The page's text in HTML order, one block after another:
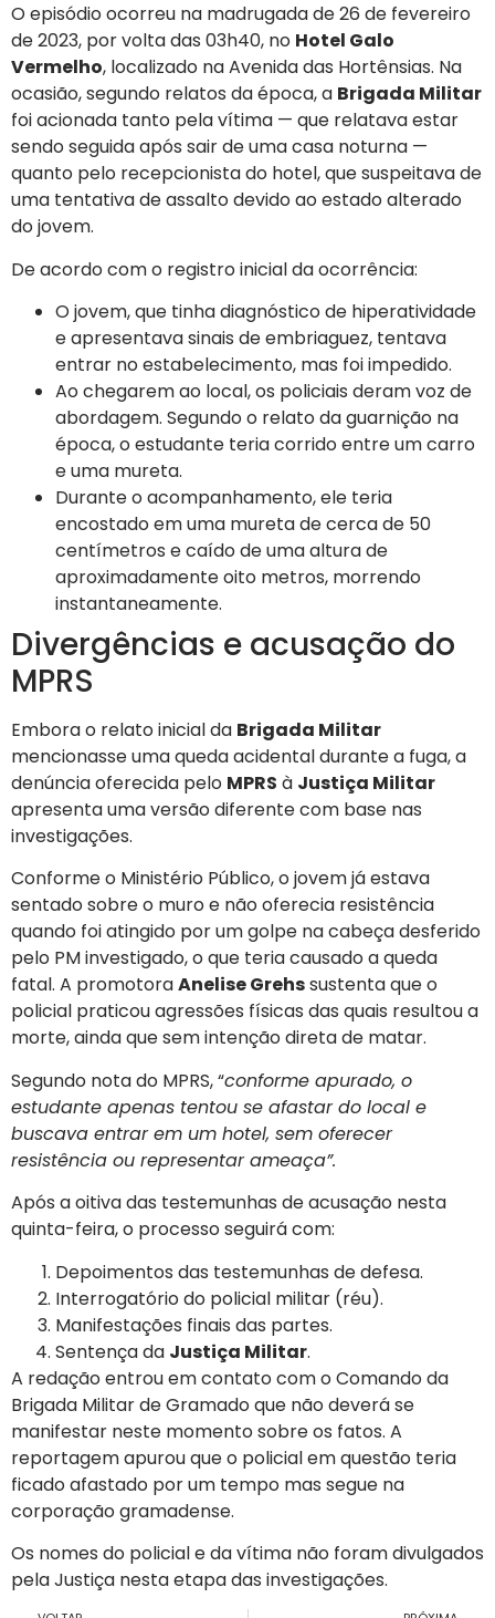
O episódio ocorreu na madrugada de 26 de fevereiro
de 2023, por volta das 03h40, no Hotel Galo
Vermelho, localizado na Avenida das Hortênsias. Na
ocasião, segundo relatos da época, a Brigada Militar
foi acionada tanto pela vítima — que relatava estar
sendo seguida após sair de uma casa noturna —
quanto pelo recepcionista do hotel, que suspeitava de
uma tentativa de assalto devido ao estado alterado
do jovem.
De acordo com o registro inicial da ocorrência:
O jovem, que tinha diagnóstico de hiperatividade
e apresentava sinais de embriaguez, tentava
entrar no estabelecimento, mas foi impedido.
Ao chegarem ao local, os policiais deram voz de
abordagem. Segundo o relato da guarnição na
época, o estudante teria corrido entre um carro
e uma mureta.
Durante o acompanhamento, ele teria
encostado em uma mureta de cerca de 50
centímetros e caído de uma altura de
aproximadamente oito metros, morrendo
instantaneamente.
Divergências e acusação do
MPRS
Embora o relato inicial da Brigada Militar
mencionasse uma queda acidental durante a fuga, a
denúncia oferecida pelo MPRS à Justiça Militar
apresenta uma versão diferente com base nas
investigações.
Conforme o Ministério Público, o jovem já estava
sentado sobre o muro e não oferecia resistência
quando foi atingido por um golpe na cabeça desferido
pelo PM investigado, o que teria causado a queda
fatal. A promotoraAnelise Grehssustenta que o
policial praticou agressões físicas das quais resultou a
morte, ainda que sem intenção direta de matar.
Segundo nota do MPRS, “conforme apurado, o
estudante apenas tentou se afastar do local e
buscava entrar em um hotel, sem oferecer
resistência ou representar ameaça”.
Após a oitiva das testemunhas de acusação nesta
quinta-feira, o processo seguirá com:
Depoimentos das testemunhas de defesa.
Interrogatório do policial militar (réu).
Manifestações finais das partes.
Sentença da Justiça Militar.
A redação entrou em contato com o Comando da
Brigada Militar de Gramado que não deverá se
manifestar neste momento sobre os fatos. A
reportagem apurou que o policial em questão teria
ficado afastado por um tempo mas segue na
corporação gramadense.
Os nomes do policial e da vítima não foram divulgados
pela Justiça nesta etapa das investigações.